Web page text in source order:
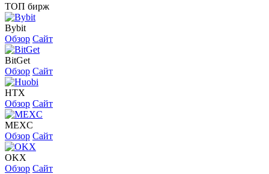
ТОП бирж
Bybit
Обзор Сайт
BitGet
Обзор Сайт
HTX
Обзор Сайт
MEXC
Обзор Сайт
OKX
Обзор Сайт